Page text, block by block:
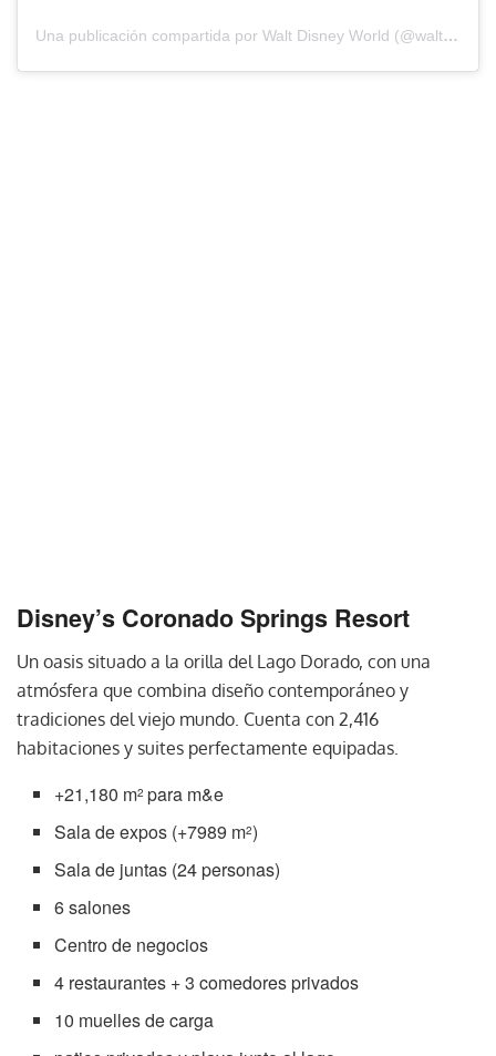
Una publicación compartida por Walt Disney World (@waltdisneyworld)
Disney’s Coronado Springs Resort
Un oasis situado a la orilla del Lago Dorado, con una
atmósfera que combina diseño contemporáneo y
tradiciones del viejo mundo. Cuenta con 2,416
habitaciones y suites perfectamente equipadas.
+21,180 m2para m&e
Sala de expos (+7989 m2)
Sala de juntas (24 personas)
6 salones
Centro de negocios
4 restaurantes + 3 comedores privados
10 muelles de carga